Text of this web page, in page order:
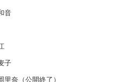
音
子
奈（公開終了）